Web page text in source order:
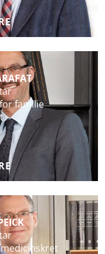
familie